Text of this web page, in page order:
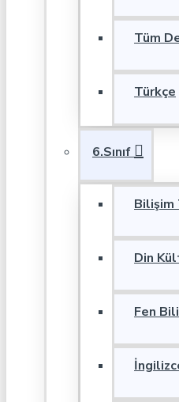
Tüm
Türkçe
6.Sınıf
Bilişim
Din
Fen